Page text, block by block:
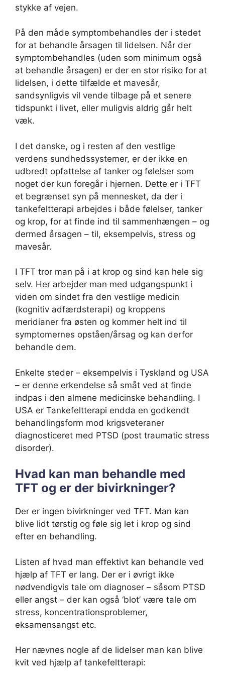
stykke af vejen.
På den måde symptombehandles der i stedet
for at behandle årsagen til lidelsen. Når der
symptombehandles (uden som minimum også
at behandle årsagen) er der en stor risiko for at
lidelsen, i dette tilfælde et mavesår,
sandsynligvis vil vende tilbage på et senere
tidspunkt i livet, eller muligvis aldrig går helt
væk.
I det danske, og i resten af den vestlige
verdens sundhedssystemer, er der ikke en
udbredt opfattelse af tanker og følelser som
noget der kun foregår i hjernen. Dette er i TFT
et begrænset syn på mennesket, da der i
tankefeltterapi arbejdes i både følelser, tanker
og krop, for at finde ind til sammenhængen – og
dermed årsagen – til, eksempelvis, stress og
mavesår.
I TFT tror man på i at krop og sind kan hele sig
selv. Her arbejder man med udgangspunkt i
viden om sindet fra den vestlige medicin
(kognitiv adfærdsterapi) og kroppens
meridianer fra østen og kommer helt ind til
symptomernes opståen/årsag og kan derfor
behandle dem.
Enkelte steder – eksempelvis i Tyskland og USA
– er denne erkendelse så småt ved at finde
indpas i den almene medicinske behandling. I
USA er Tankefeltterapi endda en godkendt
behandlingsform mod krigsveteraner
diagnosticeret med PTSD (post traumatic stress
disorder).
Hvad kan man behandle med
TFT og er der bivirkninger?
Der er ingen bivirkninger ved TFT. Man kan
blive lidt tørstig og føle sig let i krop og sind
efter en behandling.
Listen af hvad man effektivt kan behandle ved
hjælp af TFT er lang. Der er i øvrigt ikke
nødvendigvis tale om diagnoser – såsom PTSD
eller angst – der kan også ‘blot’ være tale om
stress, koncentrationsproblemer,
eksamensangst etc.
Her nævnes nogle af de lidelser man kan blive
kvit ved hjælp af tankefeltterapi: